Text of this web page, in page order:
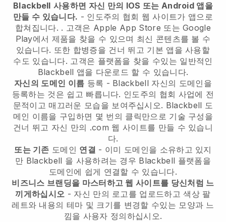
Blackbell 사용하면 자신 만의 IOS 또는 Android 앱을
만들 수 있습니다. - 인도주의 협회 웹 사이트가 앱으로
합쳐집니다. . 고객은 Apple App Store 또는 Google
Play에서 제품을 찾을 수 있으며 최신 콘텐츠를 볼 수
있습니다. 또한 합병증을 건너 뛰고 기본 앱을 사용할
수도 있습니다. 고객은 플랫폼을 찾을 수있는 일반적인
Blackbell 앱을 다운로드 할 수 있습니다.
자신의 도메인 이름 등록 - Blackbell 자신의 도메인을
등록하는 것은 쉽고 빠릅니다. 인도주의 협회 사업에 전
문적이고 매끄러운 모습을 보여주십시오. Blackbell 도
메인 이름을 구입하면 몇 번의 클릭만으로 기술 구성을
건너 뛰고 자신 만의 .com 웹 사이트를 만들 수 있습니
다.
또는 기존 도메인 연결 - 이미 도메인을 소유하고 있지
만 Blackbell 을 사용하려는 경우 Blackbell 플랫폼을
도메인에 쉽게 연결할 수 있습니다.
비즈니스 브랜딩을 마스터하고 웹 사이트를 당신처럼 느
끼게하십시오 - 자신 만의 로고를 업로드하고 색상 팔
레트와 내용의 테마 및 크기를 변경할 수있는 모양과 느
낌을 사용자 정의하십시오.